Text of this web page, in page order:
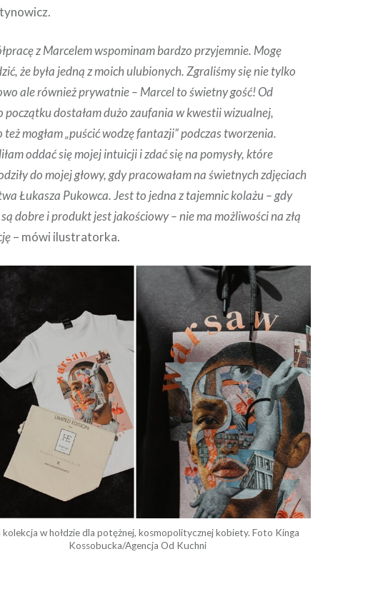
z Marcelem wspominam bardzo przyjemnie. Mogę
że była jedną z moich ulubionych. Zgraliśmy się nie tylko
ale również prywatnie – Marcel to świetny gość! Od
początku dostałam dużo zaufania w kwestii wizualnej,
też mogłam „puścić wodzę fantazji” podczas tworzenia.
oddać się mojej intuicji i zdać się na pomysły, które
do mojej głowy, gdy pracowałam na świetnych zdjęciach
Łukasza Pukowca. Jest to jedna z tajemnic kolażu – gdy
dobre i produkt jest jakościowy – nie ma możliwości na złą
– mówi ilustratorka.
kolekcja w hołdzie dla potężnej, kosmopolitycznej kobiety. Foto Kinga
Kossobucka/Agencja Od Kuchni